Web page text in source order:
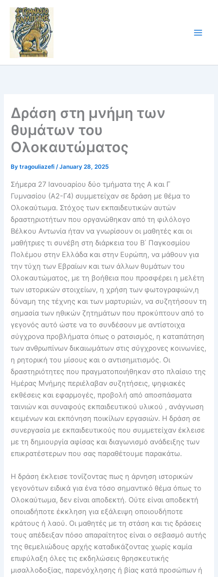
Skip
content
Δράση στη μνήμη των
θυμάτων του
Ολοκαυτώματος
Bytragouliazefi/January 28, 2025
Σήμερα 27 Ιανουαρίου δύο τμήματα της Α και Γ
Γυμνασίου (Α2-Γ4) συμμετείχαν σε δράση με θέμα το
Ολοκαύτωμα. Στόχος των εκπαιδευτικών αυτών
δραστηριοτήτων που οργανώθηκαν από τη φιλόλογο
Βέλκου Αντωνία ήταν να γνωρίσουν οι μαθητές και οι
μαθήτριες τι συνέβη στη διάρκεια του Β΄ Παγκοσμίου
Πολέμου στην Ελλάδα και στην Ευρώπη, να μάθουν για
την τύχη των Εβραίων και των άλλων θυμάτων του
Ολοκαυτώματος, με τη βοήθεια που προσφέρει η μελέτη
των ιστορικών στοιχείων, η χρήση των φωτογραφιών,η
δύναμη της τέχνης και των μαρτυριών, να συζητήσουν τη
σημασία των ηθικών ζητημάτων που προκύπτουν από το
γεγονός αυτό ώστε να το συνδέσουν με αντίστοιχα
σύγχρονα προβλήματα όπως ο ρατσισμός, η καταπάτηση
των ανθρωπίνων δικαιωμάτων στις σύγχρονες κοινωνίες,
η ρητορική του μίσους και ο αντισημιτισμός. Οι
δραστηριότητες που πραγματοποιήθηκαν στο πλαίσιο της
Ημέρας Μνήμης περιέλαβαν συζητήσεις, ψηφιακές
εκθέσεις και εφαρμογές, προβολή από αποσπάσματα
ταινιών και συναφούς εκπαιδευτικού υλικού , ανάγνωση
κειμένων και εκπόνηση ποικίλων εργασιών. Η δράση σε
συνεργασία με εκπαιδευτικούς που συμμετείχαν έκλεισε
με τη δημιουργία αφίσας και διαγωνισμό ανάδειξης των
επικρατέστερων που σας παραθέτουμε παρακάτω.
Η δράση έκλεισε τονίζοντας πως η άρνηση ιστορικών
γεγονότων ειδικά για ένα τόσο σημαντικό θέμα όπως το
Ολοκαύτωμα, δεν είναι αποδεκτή. Ούτε είναι αποδεκτή
οποιαδήποτε έκκληση για εξάλειψη οποιουδήποτε
κράτους ή λαού. Οι μαθητές με τη στάση και τις δράσεις
τους απέδειξαν πόσο απαραίτητος είναι ο σεβασμό αυτής
της θεμελιώδους αρχής καταδικάζοντας χωρίς καμία
επιφύλαξη όλες τις εκδηλώσεις θρησκευτικής
μισαλλοδοξίας, παρενόχλησης ή βίας κατά προσώπων ή